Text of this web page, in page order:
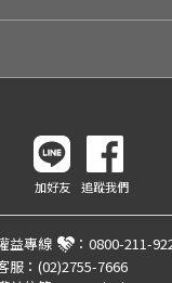
加好友 追蹤我們
益專線 ： 0800-211-
服： (02)2755-7666